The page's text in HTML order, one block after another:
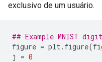
exclusivo de um usuário.
## Example MNIST
figure = plt. figure(
j = 0